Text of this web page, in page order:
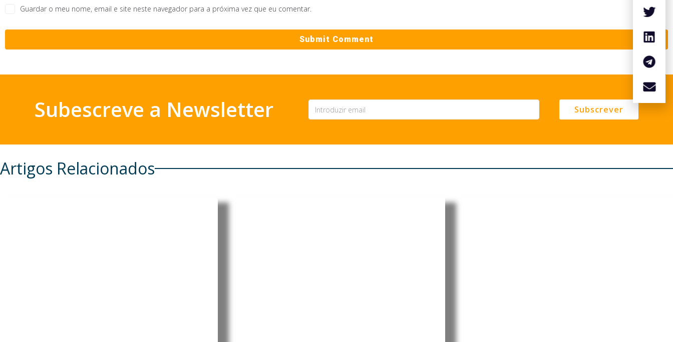
Guardar o meu nome, email e site neste navegador para a próxima vez que eu comentar.
Subescreve a Newsletter Subscrever
Artigos Relacionados